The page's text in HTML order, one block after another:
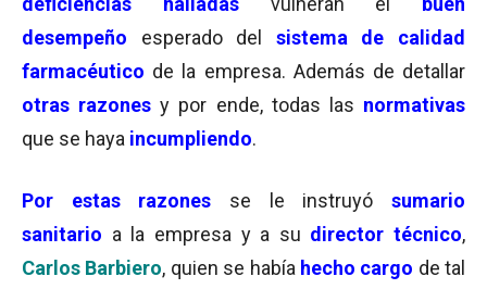
desempeño esperado del sistema de calidad
farmacéutico de la empresa. Además de detallar
otras razones y por ende, todas las normativas
que se haya incumpliendo.
Por estas razones se le instruyósumario
sanitario a la empresa y a su director técnico,
Carlos Barbiero, quien se había hecho cargo de tal